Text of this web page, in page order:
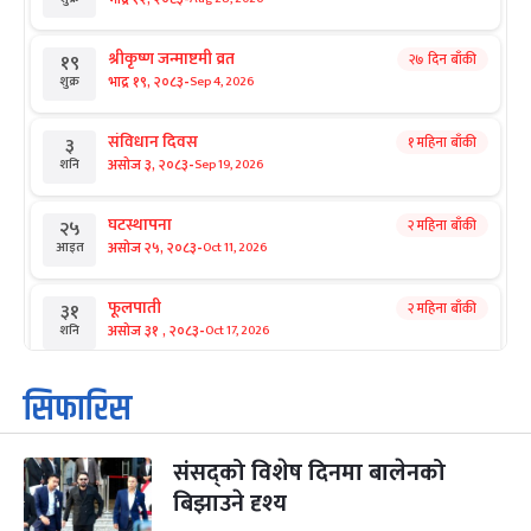
१९
शुक्र
श्रीकृष्ण जन्माष्टमी व्रत
भाद्र १९, २०८३-Sep 4, 2026
२७ दिन बाँकी
३
शनि
संविधान दिवस
असोज ३, २०८३-Sep 19, 2026
१ महिना बाँकी
२५
आइत
घटस्थापना
असोज २५, २०८३-Oct 11, 2026
२ महिना बाँकी
३१
शनि
फूलपाती
असोज ३१ , २०८३-Oct 17, 2026
२ महिना बाँकी
१
आइत
कार्तिक सङ्क्रान्ति
कार्तिक १, २०८३
३
मंगल
महानवमी
कार्तिक ३, २०८३-Oct 20, 2026
२ महिना बाँकी
सिफारिस
संसद्को विशेष दिनमा बालेनको
बिझाउने दृश्य